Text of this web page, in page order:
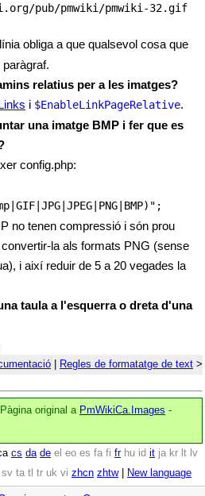
pub/pmwiki/pmwiki-32.gif
obliga a que qualsevol cosa que
relatius per a les imatges?
i $EnableLinkPageRelative.
una imatge BMP i fer que es
config.php:
no tenen compressió i són prou
la als formats PNG (sense
i així reduir de 5 a 20 vegades la
taula a l'esquerra o dreta d'una
Regles de formatatge de text >
original a PmWikiCa.Images -
cs da de el eo es fa fi fr hu id it ja kr lt lv
sv ta tl tr uk vi zhcn zhtw| New language